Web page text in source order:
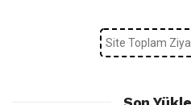
Site Toplam